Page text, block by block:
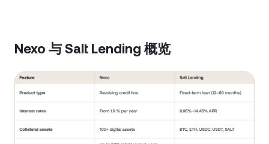
Nexo 与 Salt Lending 概览